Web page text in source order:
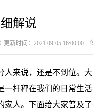
解说
更新时间：2021-09-05 16:00:00
来说，还是不到位。大
一杆秤在我们的日常生
家人。下面给大家普及